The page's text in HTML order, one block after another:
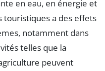
en eau, en énergie et
touristiques a des effets
notamment dans
telles que la
peuvent